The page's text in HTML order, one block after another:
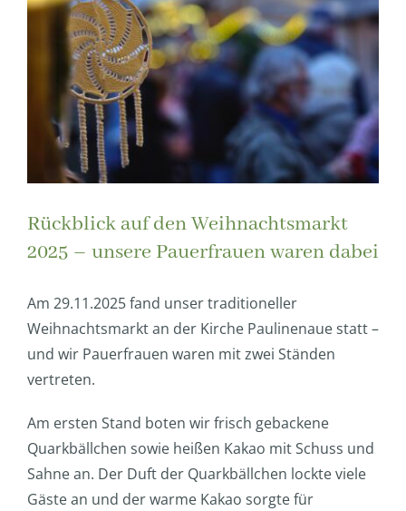
Rückblick auf den Weihnachtsmarkt
2025 – unsere Pauerfrauen waren dabei
Am 29.11.2025 fand unser traditioneller
Weihnachtsmarkt an der Kirche Paulinenaue statt –
und wir Pauerfrauen waren mit zwei Ständen
vertreten.
Am ersten Stand boten wir frisch gebackene
Quarkbällchen sowie heißen Kakao mit Schuss und
Sahne an. Der Duft der Quarkbällchen lockte viele
Gäste an und der warme Kakao sorgte für